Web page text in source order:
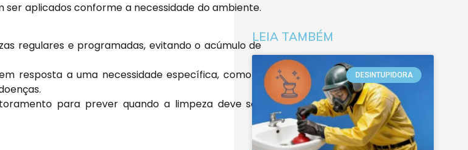
aplicados conforme a necessidade do ambiente.
regulares e programadas, evitando o acúmulo de
resposta a uma necessidade específica, como a
para prever quando a limpeza deve ser
LEIA TAMBÉM
DESINTUPIDORA